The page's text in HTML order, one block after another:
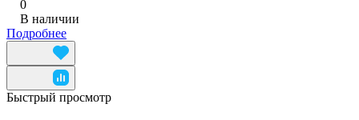
0
В наличии
Подробнее
Быстрый просмотр